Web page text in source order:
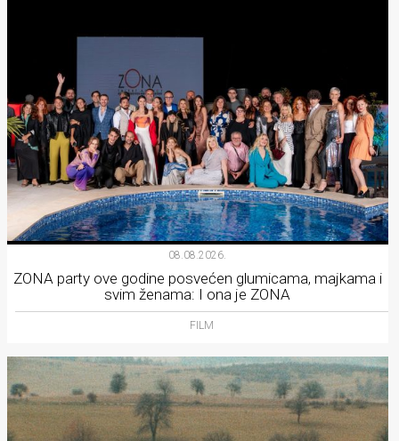
08.08.2026.
ZONA party ove godine posvećen glumicama, majkama i
svim ženama: I ona je ZONA
FILM